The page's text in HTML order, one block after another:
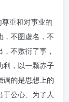
重和对事业的
，不图虚名，不
不敷衍了事，
利，以一颗赤子
调的是思想上的
公心、为了人